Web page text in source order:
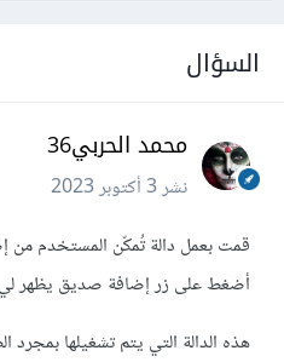
السؤال
محمد الحربي36
نشر3 أكتوبر 2023
قمت بعمل دالة تُمكّن المستخدم من
أضغط على زر إضافة صديق يظهر
هذه الدالة التي يتم تشغيلها